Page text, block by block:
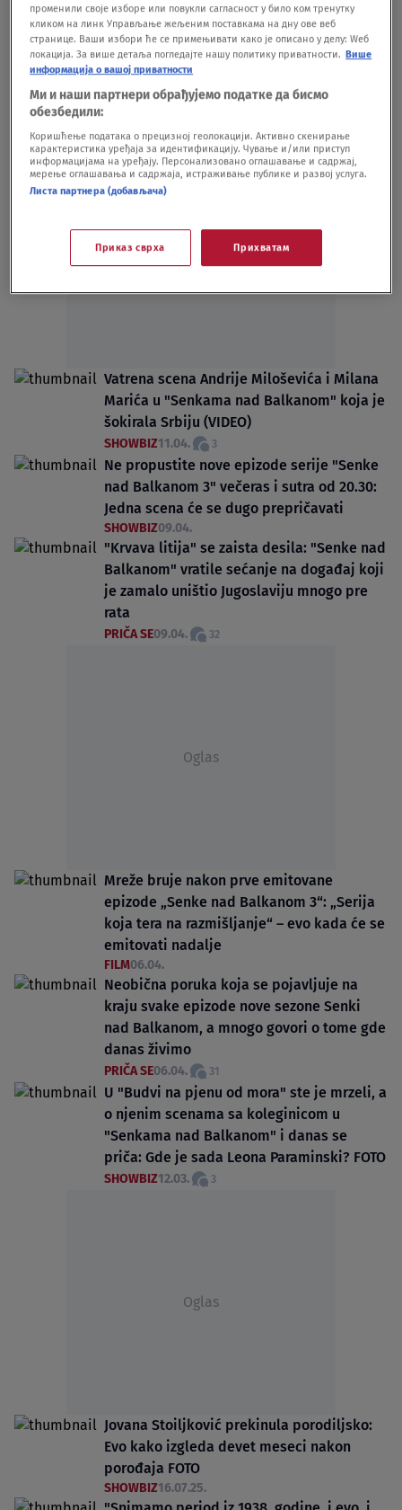
3"
SHOWBIZ23.04.
INTERVJU "Senke koje su se nadvile nad
Balkanom su i danas tu negde – samo su
promenile oblik": Nina Janković otkriva
SHOWBIZ16.04.
Vatrena scena Andrije Miloševića i Milana
Marića u "Senkama nad Balkanom" koja je
šokirala Srbiju (VIDEO)
SHOWBIZ11.04. 3
Ne propustite nove epizode serije "Senke
nad Balkanom 3" večeras i sutra od 20.30:
Jedna scena će se dugo prepričavati
SHOWBIZ09.04.
"Krvava litija" se zaista desila: "Senke nad
Balkanom" vratile sećanje na događaj koji
je zamalo uništio Jugoslaviju mnogo pre
rata
PRIČA SE09.04. 32
Oglas
Mreže bruje nakon prve emitovane
epizode „Senke nad Balkanom 3“: „Serija
koja tera na razmišljanje“ – evo kada će se
emitovati nadalje
FILM06.04.
Neobična poruka koja se pojavljuje na
kraju svake epizode nove sezone Senki
nad Balkanom, a mnogo govori o tome gde
danas živimo
PRIČA SE06.04. 31
U "Budvi na pjenu od mora" ste je mrzeli, a
o njenim scenama sa koleginicom u
"Senkama nad Balkanom" i danas se
priča: Gde je sada Leona Paraminski? FOTO
SHOWBIZ12.03. 3
Oglas
Jovana Stoiljković prekinula porodiljsko:
Evo kako izgleda devet meseci nakon
porođaja FOTO
SHOWBIZ16.07.25.
променили своје изборе или повукли сагласност у било ком тренутку
кликом на линк Управљање жељеним поставкама на дну ове веб
странице. Ваши избори ће се примењивати како је описано у делу: Wеб
локација. За више детаља погледајте нашу политику приватности. Више
информација о вашој приватности
Ми и наши партнери обрађујемо податке да бисмо
обезбедили:
Коришћење података о прецизној геолокацији. Активно скенирање
карактеристика уређаја за идентификацију. Чување и/или приступ
информацијама на уређају. Персонализовано оглашавање и садржај,
мерење оглашавања и садржаја, истраживање публике и развој услуга.
Листа партнера (добављача)
Приказ сврха Прихватам